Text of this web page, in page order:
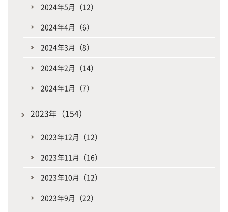
2024年5月（12）
2024年4月（6）
2024年3月（8）
2024年2月（14）
2024年1月（7）
2023年（154）
2023年12月（12）
2023年11月（16）
2023年10月（12）
2023年9月（22）